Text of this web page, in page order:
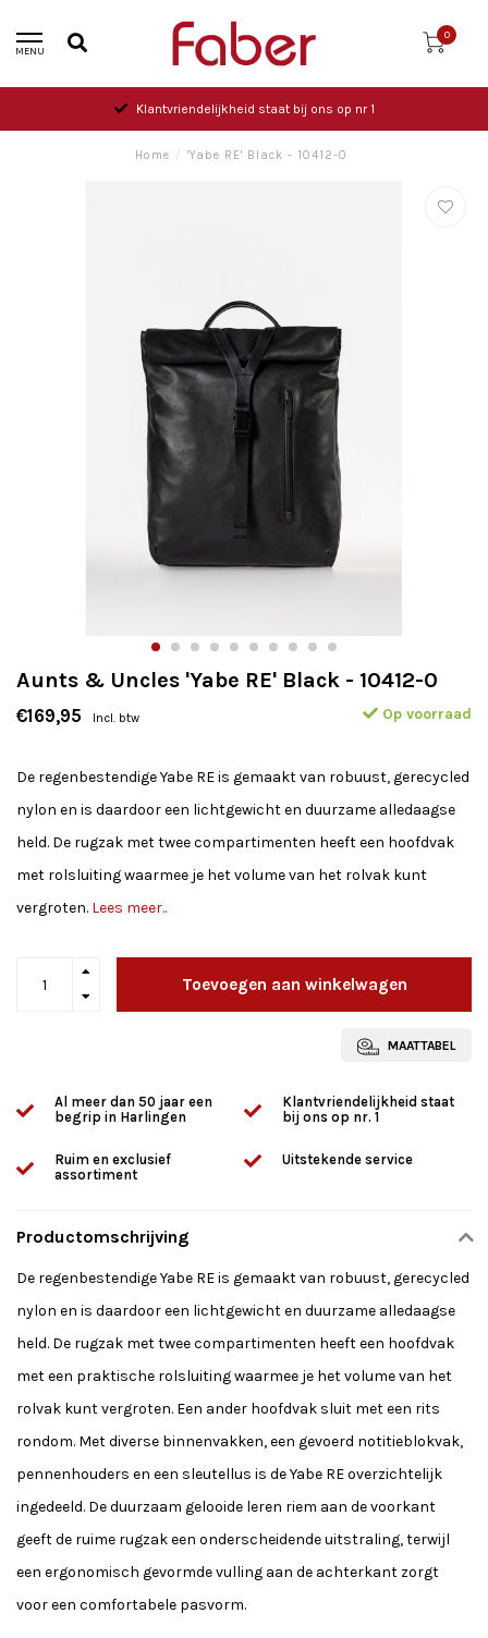
MENU
0
Klantvriendelijkheid staat bij ons op nr 1
Home / 'Yabe RE' Black - 10412-0
Aunts & Uncles 'Yabe RE' Black - 10412-0
€169,95 Incl. btw Op voorraad
De regenbestendige Yabe RE is gemaakt van robuust, gerecycled
nylon en is daardoor een lichtgewicht en duurzame alledaagse
held. De rugzak met twee compartimenten heeft een hoofdvak
met rolsluiting waarmee je het volume van het rolvak kunt
vergroten. Lees meer..
Toevoegen aan winkelwagen
MAATTABEL
Al meer dan 50 jaar een
begrip in Harlingen
Klantvriendelijkheid staat
bij ons op nr. 1
Ruim en exclusief
assortiment
Uitstekende service
Productomschrijving
De regenbestendige Yabe RE is gemaakt van robuust, gerecycled
nylon en is daardoor een lichtgewicht en duurzame alledaagse
held. De rugzak met twee compartimenten heeft een hoofdvak
met een praktische rolsluiting waarmee je het volume van het
rolvak kunt vergroten. Een ander hoofdvak sluit met een rits
rondom. Met diverse binnenvakken, een gevoerd notitieblokvak,
pennenhouders en een sleutellus is de Yabe RE overzichtelijk
ingedeeld. De duurzaam gelooide leren riem aan de voorkant
geeft de ruime rugzak een onderscheidende uitstraling, terwijl
een ergonomisch gevormde vulling aan de achterkant zorgt
voor een comfortabele pasvorm.